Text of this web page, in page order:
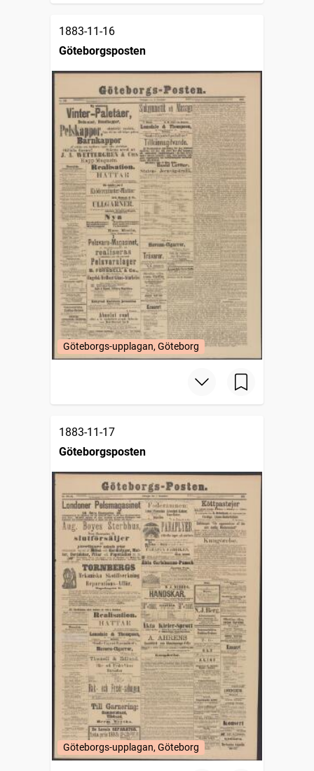
1883-11-16
Göteborgsposten
Göteborgs-upplagan, Göteborg
1883-11-17
Göteborgsposten
Göteborgs-upplagan, Göteborg